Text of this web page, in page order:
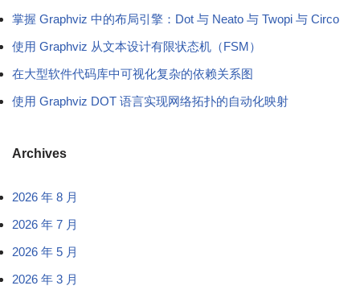
掌握 Graphviz 中的布局引擎：Dot 与 Neato 与 Twopi 与 Circo
使用 Graphviz 从文本设计有限状态机（FSM）
在大型软件代码库中可视化复杂的依赖关系图
使用 Graphviz DOT 语言实现网络拓扑的自动化映射
Archives
2026 年 8 月
2026 年 7 月
2026 年 5 月
2026 年 3 月